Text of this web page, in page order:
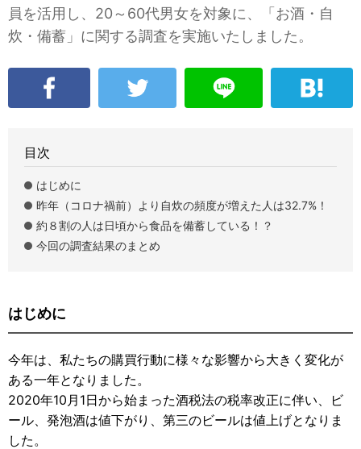
員を活用し、20～60代男女を対象に、「お酒・自
炊・備蓄」に関する調査を実施いたしました。
目次
はじめに
昨年（コロナ禍前）より自炊の頻度が増えた人は32.7%！
約８割の人は日頃から食品を備蓄している！？
今回の調査結果のまとめ
はじめに
今年は、私たちの購買行動に様々な影響から大きく変化が
ある一年となりました。
2020年10月1日から始まった酒税法の税率改正に伴い、ビ
ール、発泡酒は値下がり、第三のビールは値上げとなりま
した。